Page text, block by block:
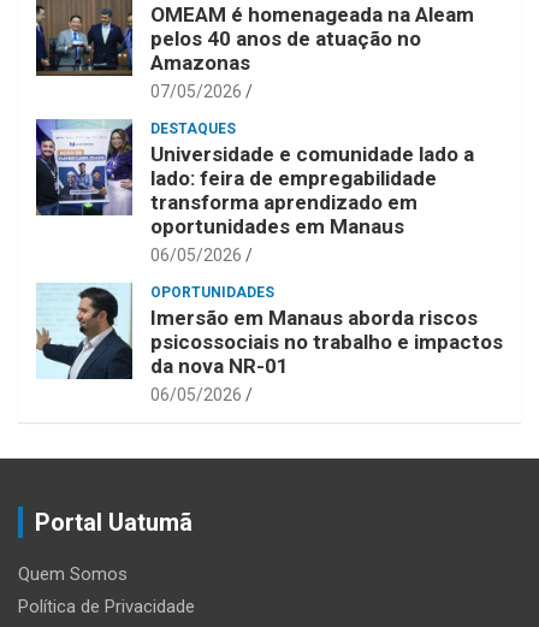
OMEAM é homenageada na Aleam
pelos 40 anos de atuação no
Amazonas
07/05/2026
DESTAQUES
Universidade e comunidade lado a
lado: feira de empregabilidade
transforma aprendizado em
oportunidades em Manaus
06/05/2026
OPORTUNIDADES
Imersão em Manaus aborda riscos
psicossociais no trabalho e impactos
da nova NR-01
06/05/2026
Portal Uatumã
Quem Somos
Política de Privacidade